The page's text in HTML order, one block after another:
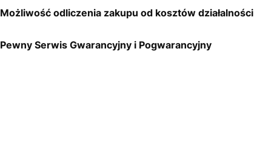
Możliwość odliczenia zakupu od kosztów działalności
Pewny Serwis Gwarancyjny i Pogwarancyjny